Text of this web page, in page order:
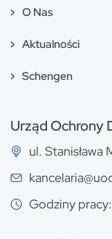
O Nas
Aktualności
Schengen
Urząd Ochrony
ul. Stanisława
Godziny